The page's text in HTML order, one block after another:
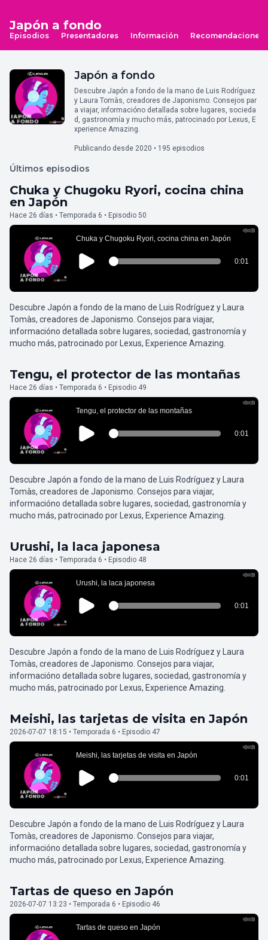
Japón a fondo
Episodios Presentadores Información Recomendaciones
Japón a fondo
Descubre Japón a fondo de la mano de Luis Rodríguez
y Laura Tomàs, creadores de Japonismo. Consejos par
a viajar, informacióno detallada sobre lugares, socieda
d, gastronomía y mucho más, patrocinado por Lexus, E
xperience Amazing.
Publicando desde 2020 • 195 episodios
Últimos episodios
Chuka y Chugoku Ryori, cocina china
en Japón
Hace 26 días • Temporada 6 • Episodio 50
Descubre Japón a fondo de la mano de Luis Rodríguez y Laura
Tomàs, creadores de Japonismo. Consejos para viajar,
informacióno detallada sobre lugares, sociedad, gastronomía y
mucho más, patrocinado por Lexus, Experience Amazing.
Tengu, el protector de las montañas
Hace 26 días • Temporada 6 • Episodio 49
Descubre Japón a fondo de la mano de Luis Rodríguez y Laura
Tomàs, creadores de Japonismo. Consejos para viajar,
informacióno detallada sobre lugares, sociedad, gastronomía y
mucho más, patrocinado por Lexus, Experience Amazing.
Urushi, la laca japonesa
Hace 26 días • Temporada 6 • Episodio 48
Descubre Japón a fondo de la mano de Luis Rodríguez y Laura
Tomàs, creadores de Japonismo. Consejos para viajar,
informacióno detallada sobre lugares, sociedad, gastronomía y
mucho más, patrocinado por Lexus, Experience Amazing.
Meishi, las tarjetas de visita en Japón
2026-07-07 18:15 • Temporada 6 • Episodio 47
Descubre Japón a fondo de la mano de Luis Rodríguez y Laura
Tomàs, creadores de Japonismo. Consejos para viajar,
informacióno detallada sobre lugares, sociedad, gastronomía y
mucho más, patrocinado por Lexus, Experience Amazing.
Tartas de queso en Japón
2026-07-07 13:23 • Temporada 6 • Episodio 46